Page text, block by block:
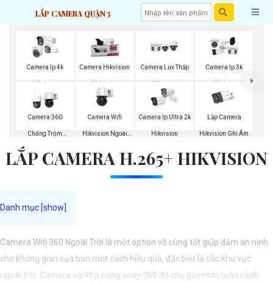
LẮP CAMERA QUẬN 5
Camera Ip 4k
Hikvision
Camera Hikvision
Nhìn Đêm
Camera Lux Thấp
Hikvision
Camera Ip 3k
Hikvision
Camera 360
Chống Trộm
Camera Wifi
Hikvision Ngoài
Camera Ip Ultra 2k
Hikvision
Lắp Camera
Hikvision Ghi Âm
LẮP CAMERA H.265+ HIKVISION
Camera Wifi 360 Ngoài Trời là một option vô cùng tốt giúp đảm an ninh
cho không gian của bạn một cách hiệu quả, đặc biệt là các khu vực
ngoài trời. Camera với khả năng xoay 360 độ cho góc nhìn toàn cảnh